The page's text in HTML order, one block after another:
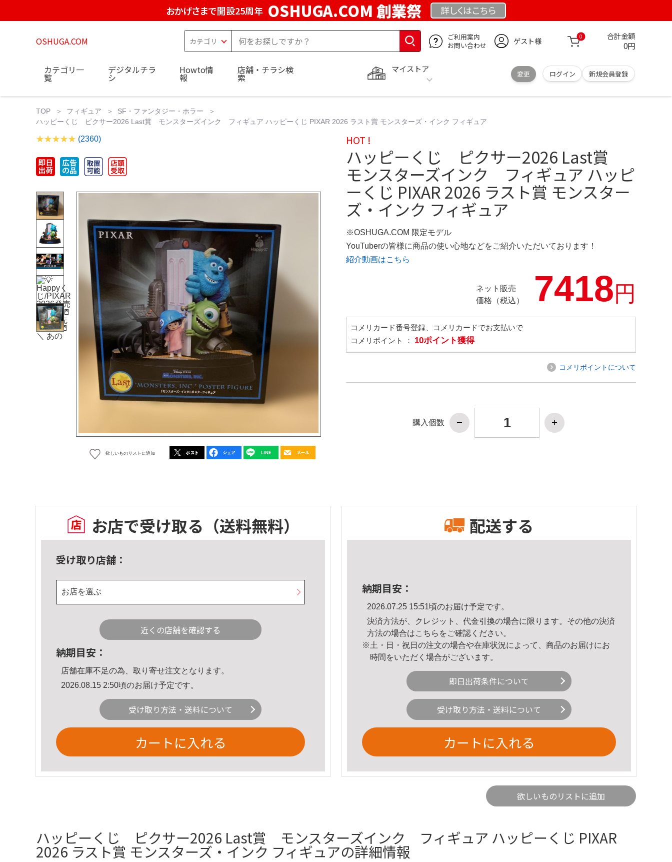
おかげさまで開設25周年 OSHUGA.COM 創業祭 詳しくはこちら
OSHUGA.COM
ご利用案内
お問い合わせ
ゲスト様 0 合計金額
0円
マイストア
変更 ログイン 新規会員登録
カテゴリ一
覧
デジタルチラ
シ
Howto情
報
店舗・チラシ検
索
TOP フィギュア
SF・ファンタジー・ホラー
ハッピーくじ ピクサー2026 Last賞 モンスターズインク フィギュア ハッピーくじ PIXAR 2026 ラスト賞 モンスターズ・インク フィギュア
(2360)
欲しいものリストに追加
HOT !
ハッピーくじ ピクサー2026 Last賞
モンスターズインク フィギュア ハッピ
ーくじ PIXAR 2026 ラスト賞 モンスター
ズ・インク フィギュア
※OSHUGA.COM 限定モデル
YouTuberの皆様に商品の使い心地などをご紹介いただいております！
紹介動画はこちら
ネット販売
価格（税込）
7418円
コメリカード番号登録、コメリカードでお支払いで
コメリポイント ： 10ポイント獲得
コメリポイントについて
購入個数
お店で受け取る （送料無料）
受け取り店舗：
お店を選ぶ
近くの店舗を確認する
納期目安：
店舗在庫不足の為、取り寄せ注文となります。
2026.08.15 2:50頃のお届け予定です。
受け取り方法・送料について
カートに入れる
配送する
納期目安：
2026.07.25 15:51頃のお届け予定です。
決済方法が、クレジット、代金引換の場合に限ります。その他の決済
方法の場合はこちら をご確認ください。
※土・日・祝日の注文の場合や在庫状況によって、商品のお届けにお
時間をいただく場合がございます。
即日出荷条件について
受け取り方法・送料について
カートに入れる
欲しいものリストに追加
ハッピーくじ ピクサー2026 Last賞 モンスターズインク フィギュア ハッピーくじ PIXAR
2026 ラスト賞 モンスターズ・インク フィギュアの詳細情報